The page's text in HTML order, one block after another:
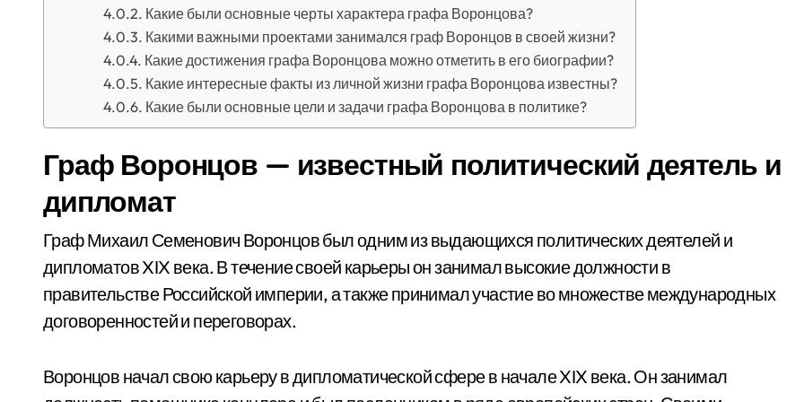
Какие были основные черты характера графа Воронцова?
Какими важными проектами занимался граф Воронцов в своей жизни?
Какие достижения графа Воронцова можно отметить в его биографии?
Какие интересные факты из личной жизни графа Воронцова известны?
Какие были основные цели и задачи графа Воронцова в политике?
Граф Воронцов — известный политический деятель и
дипломат
Граф Михаил Семенович Воронцов был одним из выдающихся политических деятелей и
дипломатов XIX века. В течение своей карьеры он занимал высокие должности в
правительстве Российской империи, а также принимал участие во множестве международных
договоренностей и переговорах.
Воронцов начал свою карьеру в дипломатической сфере в начале XIX века. Он занимал